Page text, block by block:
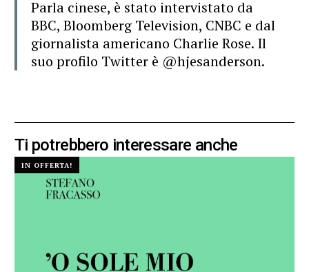
Parla cinese, è stato intervistato da
BBC, Bloomberg Television, CNBC e dal
giornalista americano Charlie Rose. Il
suo profilo Twitter è @hjesanderson.
Ti potrebbero interessare anche
IN OFFERTA!